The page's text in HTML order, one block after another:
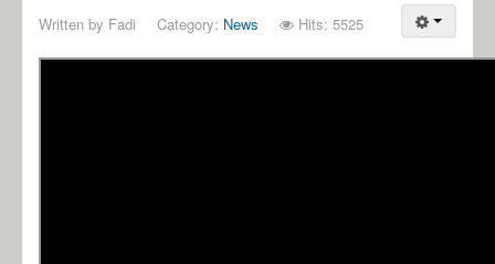
Written by Fadi Category: News Hits: 5525